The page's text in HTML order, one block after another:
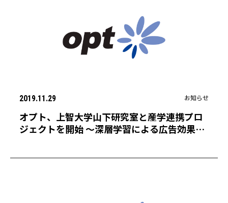
2019.11.29 お知らせ
オプト、上智大学山下研究室と産学連携プロ
ジェクトを開始 〜深層学習による広告効果の